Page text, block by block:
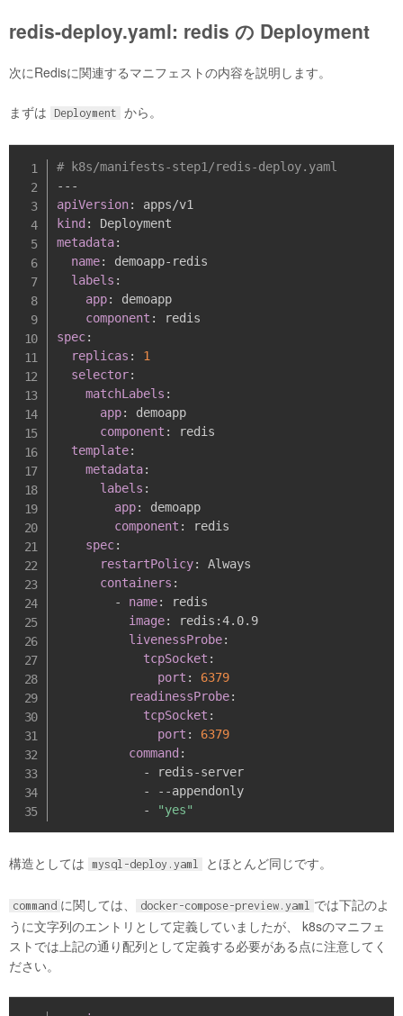
redis-deploy.yaml: redis の Deployment
次にRedisに関連するマニフェストの内容を説明します。
まずは Deployment から。
# k8s/manifests-step1/redis-deploy.yaml
---
apiVersion:
kind :
metadata:
name: demoapp- redis
labels :
app:
demoapp
component :
spec:
replicas :
1
selector:
matchLabels :
app:
demoapp
component :
redis
template:
metadata:
labels :
app:
demoapp
component :
redis
spec:
restartPolicy:
Always
containers :
-
name:
redis
image: redis :4.0.9
livenessProbe:
tcpSocket :
port :
6379
readinessProbe:
tcpSocket :
port :
6379
command :
-
redis-server
-
- -appendonly
-
"yes"
構造としては mysql-deploy.yaml とほとんど同じです。
command に関しては、 docker-compose-preview.yaml では下記のよ
うに文字列のエントリとして定義していましたが、 k8sのマニフェ
ストでは上記の通り配列として定義する必要がある点に注意してく
ださい。